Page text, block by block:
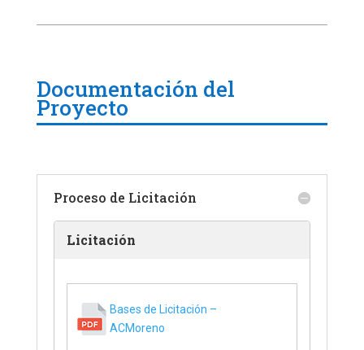
Documentación del
Proyecto
Proceso de Licitación
Licitación
Bases de Licitación –
ACMoreno